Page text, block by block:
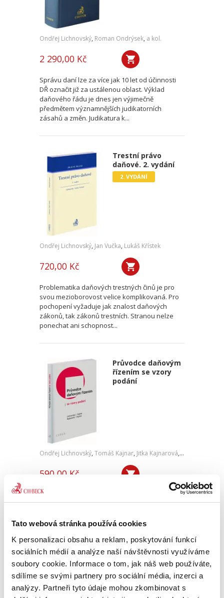
Tato webová stránka používá cookies
K personalizaci obsahu a reklam, poskytování funkcí
sociálních médií a analýze naší návštěvnosti využíváme
soubory cookie. Informace o tom, jak náš web používáte,
sdílíme se svými partnery pro sociální média, inzerci a
analýzy. Partneři tyto údaje mohou zkombinovat s
Ondřej Lichnovský, Roman Ondrýsek, a kol.
2 290,00 Kč
Správu daní lze za více jak 10 let od účinnosti
DŘ označit již za ustálenou oblast. Výklad
daňového řádu je dnes jen výjimečně
předmětem významnějších judikatorních
zásahů a změn. Judikatura k...
Trestní právo
daňové. 2. vydání
2. VYDÁNÍ
Ondřej Lichnovský, Jan Vučka, Lukáš Křístek
720,00 Kč
Problematika daňových trestných činů je pro
svou mezioborovost velice komplikovaná. Pro
pochopení vyžaduje jak znalost daňových
zákonů, tak zákonů trestních. Stranou nelze
ponechat ani schopnost...
Průvodce daňovým
řízením se vzory
podání
Ondřej Lichnovský, Tomáš Kajnar, Jitka Kajnarová, Tomáš Rydval
590,00 Kč
Publikace je praktickým průvodcem čtenáře,
který se dostává do styku se správcem daně.
srozumitelnost. Úvodní kapitoly se věnují
GDPR. Hmotné a
procesní aspekty
prakticky